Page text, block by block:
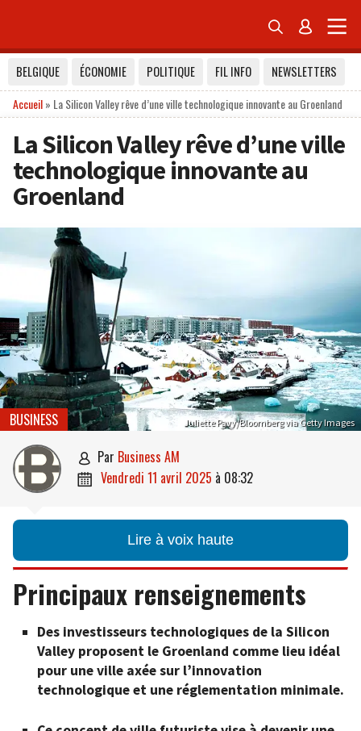
 
BELGIQUE ÉCONOMIE POLITIQUE FIL INFO
NEWSLETTERS
Accueil» La Silicon Valley rêve d’une ville technologique innovante au Groenland
La Silicon Valley rêve d’une ville
technologique innovante au
Groenland
Juliette Pavy/Bloomberg via Getty Images
BUSINESS
 par Business AM
 vendredi 11 avril 2025 à 08:32
Lire à voix haute
Principaux renseignements
Des investisseurs technologiques de la Silicon
Valley proposent le Groenland comme lieu idéal
pour une ville axée sur l’innovation
technologique et une réglementation minimale.